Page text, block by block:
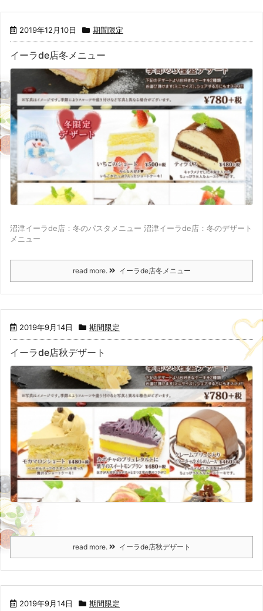
2019年12月10日 期間限定
イーラde店冬メニュー
沼津イーラde店：冬のパスタメニュー 沼津イーラde店：冬のデザート
メニュー
read more. イーラde店冬メニュー
2019年9月14日 期間限定
イーラde店秋デザート
read more. イーラde店秋デザート
2019年9月14日 期間限定